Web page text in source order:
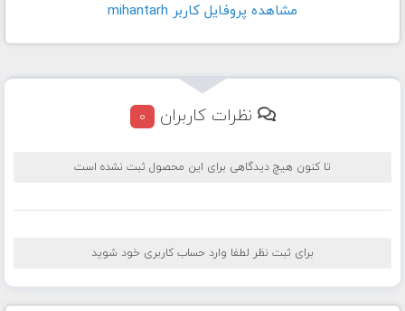
مشاهده پروفايل کاربر mihantarh
نظرات کاربران 0
تا کنون هیچ دیدگاهی برای این محصول ثبت نشده است
برای ثبت نظر لطفا وارد حساب کاربری خود شوید